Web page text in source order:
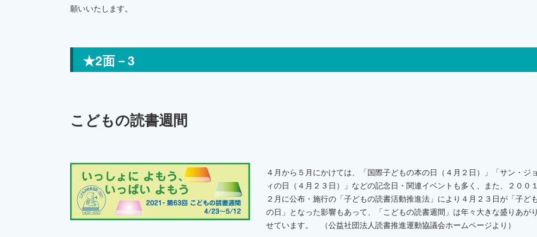
願いいたします。
★2面－3
こどもの読書週間
４月から５月にかけては、「国際子どもの本の日（４月２日）」「サン・ジ
ィの日（４月２３日）」などの記念日・関連イベントも多く、また、２００
２月に公布・施行の「子どもの読書活動推進法」により４月２３日が「子ど
の日」となった影響もあって、「こどもの読書週間」は年々大きな盛りあが
せています。 （公益社団法人読書推進運動協議会ホームページより）